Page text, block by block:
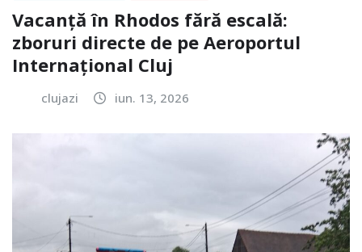
Vacanță în Rhodos fără escală:
zboruri directe de pe Aeroportul
Internațional Cluj
clujazi iun. 13, 2026